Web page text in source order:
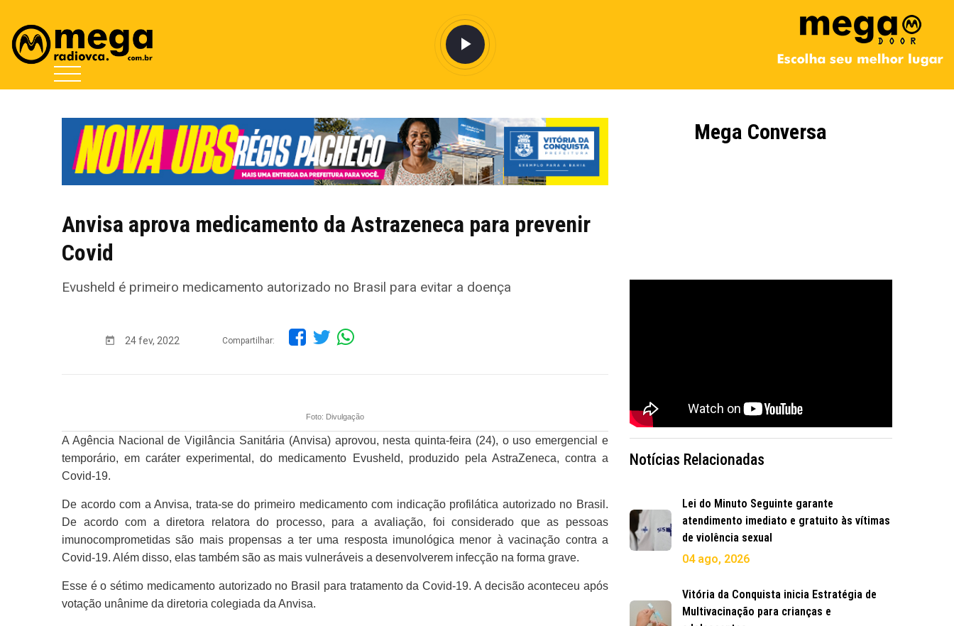
Anvisa aprova medicamento da Astrazeneca para prevenir
Covid
Evusheld é primeiro medicamento autorizado no Brasil para evitar a doença
24 fev, 2022 Compartilhar:
Foto: Divulgação
A Agência Nacional de Vigilância Sanitária (Anvisa) aprovou, nesta quinta-feira (24), o uso emergencial e
temporário, em caráter experimental, do medicamento Evusheld, produzido pela AstraZeneca, contra a
Covid-19.
De acordo com a Anvisa, trata-se do primeiro medicamento com indicação profilática autorizado no Brasil.
De acordo com a diretora relatora do processo, para a avaliação, foi considerado que as pessoas
imunocomprometidas são mais propensas a ter uma resposta imunológica menor à vacinação contra a
Covid-19. Além disso, elas também são as mais vulneráveis a desenvolverem infecção na forma grave.
Esse é o sétimo medicamento autorizado no Brasil para tratamento da Covid-19. A decisão aconteceu após
votação unânime da diretoria colegiada da Anvisa.
Mega Conversa
Notícias Relacionadas
Lei do Minuto Seguinte garante
atendimento imediato e gratuito às vítimas
de violência sexual
04 ago, 2026
Vitória da Conquista inicia Estratégia de
Multivacinação para crianças e